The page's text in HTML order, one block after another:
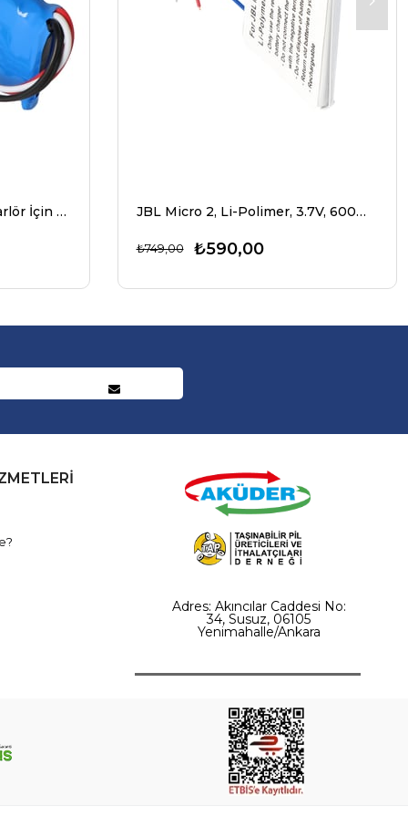
JBL Flip 4 Bluetooth Hoparlör İçin Pil Flip 4 ÖZEL BASKI GSP872693 01 Li-Polimer, 3,7 volt 3000mAh maks. 11,1Wh JBL Micro 2, Li-Polimer, 3.7V, 600mAh, 2.2Wh pil
₺590,00
₺749,00
Adres: Akıncılar Caddesi No:
34, Susuz, 06105
Yenimahalle/Ankara